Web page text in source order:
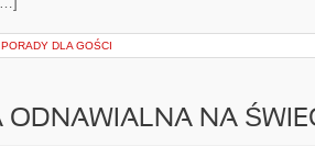
PORADY DLA GOŚCI
ODNAWIALNA NA